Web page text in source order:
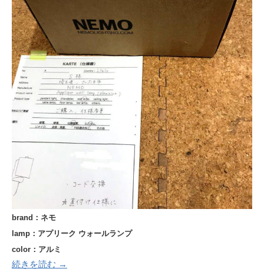
brand：ネモ
lamp：アプリーク ウォールランプ
color：アルミ
続きを読む →